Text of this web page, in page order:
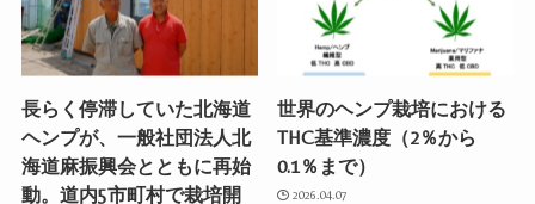
長らく停滞していた北海道
ヘンプが、一般社団法人北
海道麻振興会とともに再始
動。道内5市町村で栽培開
世界のヘンプ栽培における
THC基準濃度（2％から
0.1％まで）
2026.04.07